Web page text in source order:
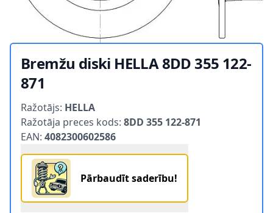
Bremžu diski HELLA 8DD 355 122-
871
Ražotājs: HELLA
Ražotāja preces kods: 8DD 355 122-871
EAN: 4082300602586
Pārbaudīt saderību!